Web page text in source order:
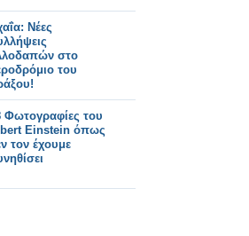
Νέες
στο
του
Φωτογραφίες του
Einstein όπως
τον έχουμε